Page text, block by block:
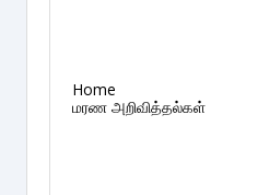
Home
மரண அறிவித்தல்கள்